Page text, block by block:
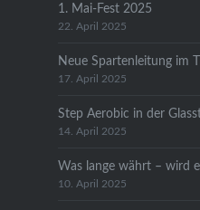
1. Mai-Fest 2025
22. April 2025
Neue Spartenleitung im
17. April 2025
Step Aerobic in der
14. April 2025
Was lange währt – wird
10. April 2025